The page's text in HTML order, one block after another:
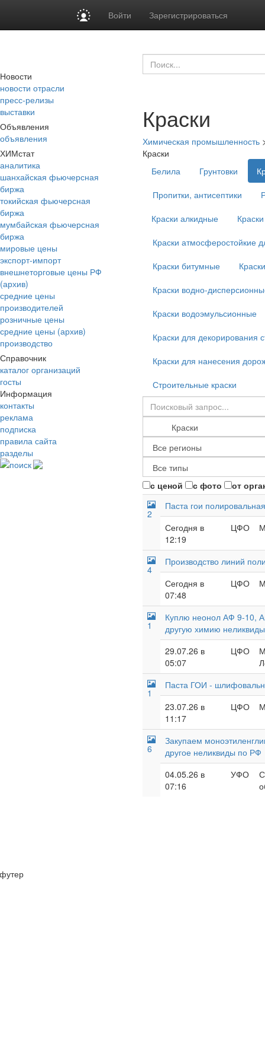
Войти Зарегистрироваться
Новости
новости отрасли
пресс-релизы
выставки
Объявления
объявления
ХИМстат
аналитика
шанхайская фьючерсная
биржа
токийская фьючерсная
биржа
мумбайская фьючерсная
биржа
мировые цены
экспорт-импорт
внешнеторговые цены РФ
(архив)
средние цены
производителей
розничные цены
средние цены (архив)
производство
Справочник
каталог организаций
госты
Информация
контакты
реклама
подписка
правила сайта
разделы
поиск
Краски
Химическая промышленность
Краски
Белила
Грунтовки
Пропитки, антисептики
Краски алкидные
Краски атмосферостойкие
Краски битумные
Краски водно-
Краски водоэмульсионные
Краски для декорирования
Краски для нанесения
Строительные краски
с ценой с фото от
2
Паста гои
Сегодня в
12:19
ЦФО
4
Производство линий
Сегодня в
07:48
ЦФО
1
Куплю неонол АФ 9-10,
другую химию
29.07.26 в
05:07
ЦФО
1
Паста ГОИ -
23.07.26 в
11:17
ЦФО
6
Закупаем
другое неликвиды по РФ
04.05.26 в
07:16
УФО
футер